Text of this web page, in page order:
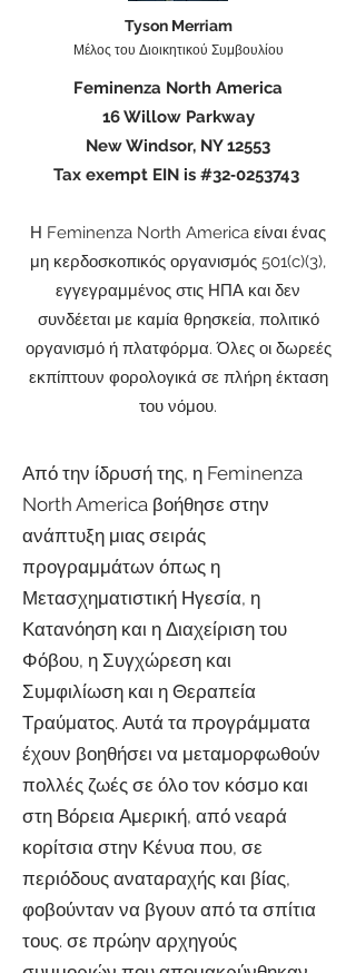
Tyson Merriam
Μέλος του Διοικητικού Συμβουλίου
Feminenza North America
16 Willow Parkway
New Windsor, NY 12553
Tax exempt EIN is #32‐0253743
Η Feminenza North America είναι ένας
μη κερδοσκοπικός οργανισμός 501(c)(3),
εγγεγραμμένος στις ΗΠΑ και δεν
συνδέεται με καμία θρησκεία, πολιτικό
οργανισμό ή πλατφόρμα. Όλες οι δωρεές
εκπίπτουν φορολογικά σε πλήρη έκταση
του νόμου.
Από την ίδρυσή της, η Feminenza
North America βοήθησε στην
ανάπτυξη μιας σειράς
προγραμμάτων όπως η
Μετασχηματιστική Ηγεσία, η
Κατανόηση και η Διαχείριση του
Φόβου, η Συγχώρεση και
Συμφιλίωση και η Θεραπεία
Τραύματος. Αυτά τα προγράμματα
έχουν βοηθήσει να μεταμορφωθούν
πολλές ζωές σε όλο τον κόσμο και
στη Βόρεια Αμερική, από νεαρά
κορίτσια στην Κένυα που, σε
περιόδους αναταραχής και βίας,
φοβούνταν να βγουν από τα σπίτια
τους. σε πρώην αρχηγούς